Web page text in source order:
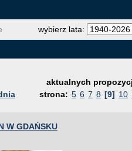
wybierz lata:
aktualnych
strona: 5 6 7 8 [9] 10
W GDAŃSKU